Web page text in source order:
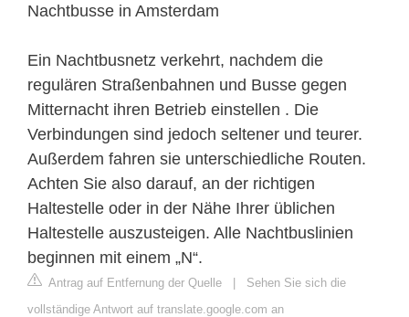
Nachtbusse in Amsterdam
Ein Nachtbusnetz verkehrt, nachdem die
regulären Straßenbahnen und Busse gegen
Mitternacht ihren Betrieb einstellen . Die
Verbindungen sind jedoch seltener und teurer.
Außerdem fahren sie unterschiedliche Routen.
Achten Sie also darauf, an der richtigen
Haltestelle oder in der Nähe Ihrer üblichen
Haltestelle auszusteigen. Alle Nachtbuslinien
beginnen mit einem „N“.
Antrag auf Entfernung der Quelle | Sehen Sie sich die
vollständige Antwort auf translate.google.com an